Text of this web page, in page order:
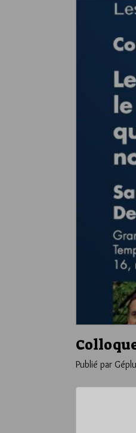
Publié par Géplu